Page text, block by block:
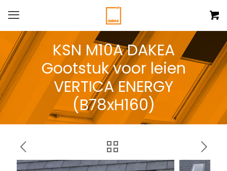
KSN M10A DAKEA
Gootstuk voor leien
VERTICA ENERGY
(B78xH160)